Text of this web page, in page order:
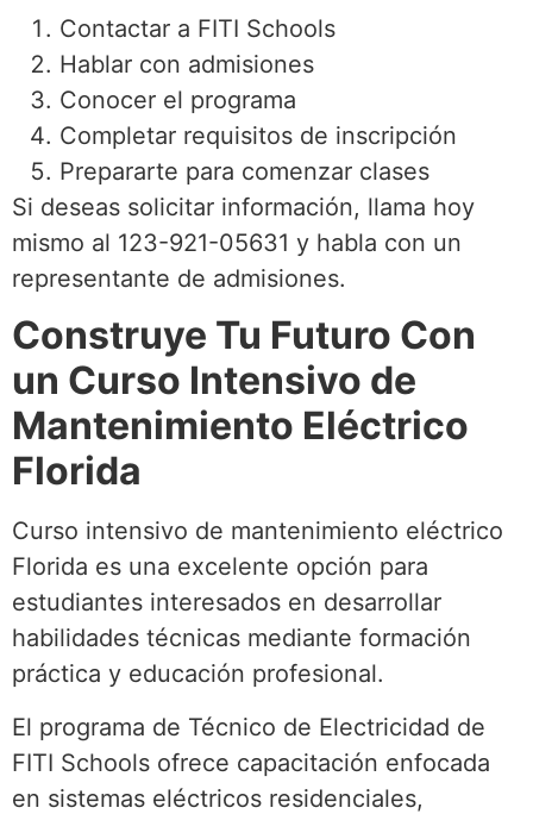
Contactar a FITI Schools
Hablar con admisiones
Conocer el programa
Completar requisitos de inscripción
Prepararte para comenzar clases
Si deseas solicitar información, llama hoy
mismo al 123-921-05631 y habla con un
representante de admisiones.
Construye Tu Futuro Con
un Curso Intensivo de
Mantenimiento Eléctrico
Florida
Curso intensivo de mantenimiento eléctrico
Florida es una excelente opción para
estudiantes interesados en desarrollar
habilidades técnicas mediante formación
práctica y educación profesional.
El programa de Técnico de Electricidad de
FITI Schools ofrece capacitación enfocada
en sistemas eléctricos residenciales,